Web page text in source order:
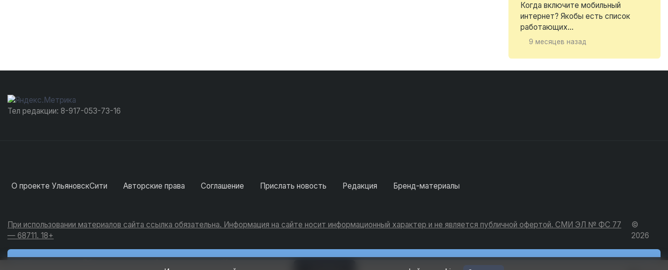
Когда включите мобильный
интернет? Якобы есть список
работающих...
9 месяцев назад
Тел редакции: 8-917-053-73-16
О проекте УльяновскСити Авторские права Соглашение Прислать новость Редакция Бренд-материалы
При использовании материалов сайта ссылка обязательна. Информация на сайте носит информационный характер и не является публичной офертой. СМИ ЭЛ № ФС 77
— 68711. 18+
©
2026